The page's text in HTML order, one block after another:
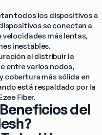
todos los dispositivos a
se conectan a
más lentas,
inestables.
al distribuir la
entre varios nodos,
cobertura más sólida en
está respaldado por la
Fiber.
del